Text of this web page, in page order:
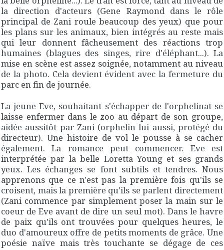
la direction d'acteurs (Gene Raymond dans le rôle
principal de Zani roule beaucoup des yeux) que pour
les plans sur les animaux, bien intégrés au reste mais
qui leur donnent fâcheusement des réactions trop
humaines (blagues des singes, rire d'éléphant...). La
mise en scène est assez soignée, notamment au niveau
de la photo. Cela devient évident avec la fermeture du
parc en fin de journée.
La jeune Eve, souhaitant s'échapper de l'orphelinat se
laisse enfermer dans le zoo au départ de son groupe,
aidée aussitôt par Zani (orphelin lui aussi, protégé du
directeur). Une histoire de vol le pousse à se cacher
également. La romance peut commencer. Eve est
interprétée par la belle Loretta Young et ses grands
yeux. Les échanges se font subtils et tendres. Nous
apprenons que ce n'est pas la première fois qu'ils se
croisent, mais la première qu'ils se parlent directement
(Zani commence par simplement poser la main sur le
coeur de Eve avant de dire un seul mot). Dans le havre
de paix qu'ils ont trouvées pour quelques heures, le
duo d'amoureux offre de petits moments de grâce. Une
poésie naïve mais très touchante se dégage de ces